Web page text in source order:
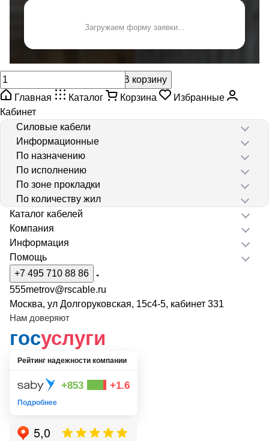
Загружаем форму заявки...
В корзину
Главная
Каталог Корзина
Избранные
Кабинет
Силовые кабели
Информационные
По назначению
По исполнению
По зоне прокладки
По количеству жил
Каталог кабелей
Компания
Информация
Помощь
+7 495 710 88 86
555metrov@rscable.ru
Москва, ул Долгоруковская, 15с4-5, кабинет 331
Нам доверяют
госуслуги
Рейтинг надежности компании
+853 +1.6
Подробнее